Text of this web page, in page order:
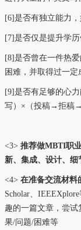
[6]是否有独立能力
[7]是否仅是提升学
[8]是否曾在一件热
困难，并取得过一定
[9]是否有足够的心
写）×（投稿→ 拒稿→
<3> 推荐做MBTI职
新、集成、设计、细
<4> 在准备交流材料
Scholar、
趣的一篇文章，尝试
果/问题/困难等